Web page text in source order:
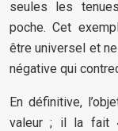
seules les
poche. Cet
être universel et
négative qui
En définitive,
valeur ; il la fait